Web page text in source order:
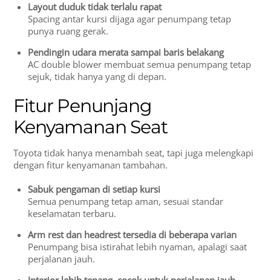
Layout duduk tidak terlalu rapat
Spacing antar kursi dijaga agar penumpang tetap
punya ruang gerak.
Pendingin udara merata sampai baris belakang
AC double blower membuat semua penumpang tetap
sejuk, tidak hanya yang di depan.
Fitur Penunjang
Kenyamanan Seat
Toyota tidak hanya menambah seat, tapi juga melengkapi
dengan fitur kenyamanan tambahan.
Sabuk pengaman di setiap kursi
Semua penumpang tetap aman, sesuai standar
keselamatan terbaru.
Arm rest dan headrest tersedia di beberapa varian
Penumpang bisa istirahat lebih nyaman, apalagi saat
perjalanan jauh.